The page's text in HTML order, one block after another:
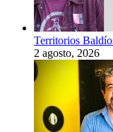
Territorios
2 agosto, 2026